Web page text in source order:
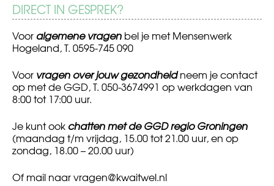
DIRECT IN GESPREK?
Voor algemene vragen bel je met Mensenwerk
Hogeland, T. 0595-745 090
Voor vragen over jouw gezondheidneem je contact
op met de GGD, T. 050-3674991 op werkdagen van
8:00 tot 17:00 uur.
Je kunt ook chatten met de GGD regio Groningen
(maandag t/m vrijdag, 15.00 tot 21.00 uur, en op
zondag, 18.00 – 20.00 uur)
Of mail naarvragen@kwaitwel.nl